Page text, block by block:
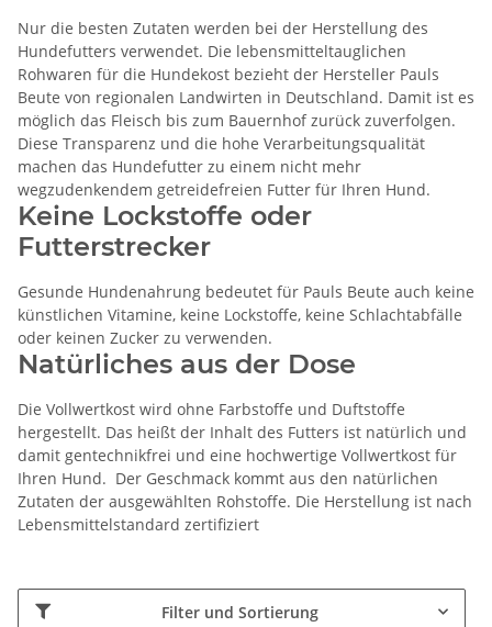
Nur die besten Zutaten werden bei der Herstellung des
Hundefutters verwendet. Die lebensmitteltauglichen
Rohwaren für die Hundekost bezieht der Hersteller Pauls
Beute von regionalen Landwirten in Deutschland. Damit ist es
möglich das Fleisch bis zum Bauernhof zurück zuverfolgen.
Diese Transparenz und die hohe Verarbeitungsqualität
machen das Hundefutter zu einem nicht mehr
wegzudenkendem getreidefreien Futter für Ihren Hund.
Keine Lockstoffe oder
Futterstrecker
Gesunde Hundenahrung bedeutet für Pauls Beute auch keine
künstlichen Vitamine, keine Lockstoffe, keine Schlachtabfälle
oder keinen Zucker zu verwenden.
Natürliches aus der Dose
Die Vollwertkost wird ohne Farbstoffe und Duftstoffe
hergestellt. Das heißt der Inhalt des Futters ist natürlich und
damit gentechnikfrei und eine hochwertige Vollwertkost für
Ihren Hund. Der Geschmack kommt aus den natürlichen
Zutaten der ausgewählten Rohstoffe. Die Herstellung ist nach
Lebensmittelstandard zertifiziert
Filter und Sortierung